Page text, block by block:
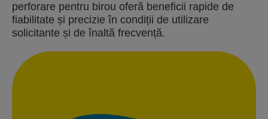
perforare pentru birou oferă beneficii rapide de
fiabilitate și precizie în condiții de utilizare
solicitante și de înaltă frecvență.